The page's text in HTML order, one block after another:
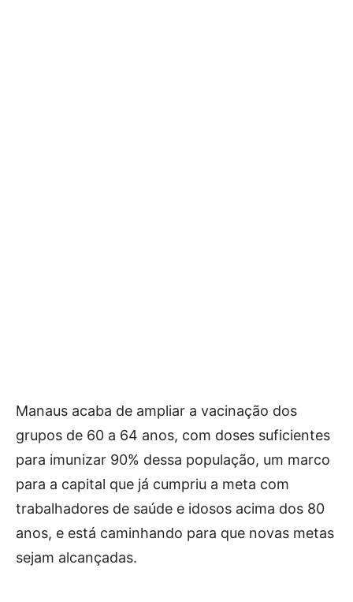
Manaus acaba de ampliar a vacinação dos
grupos de 60 a 64 anos, com doses suficientes
para imunizar 90% dessa população, um marco
para a capital que já cumpriu a meta com
trabalhadores de saúde e idosos acima dos 80
anos, e está caminhando para que novas metas
sejam alcançadas.